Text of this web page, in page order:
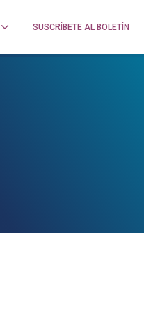
SUSCRÍBETE AL BOLETÍN